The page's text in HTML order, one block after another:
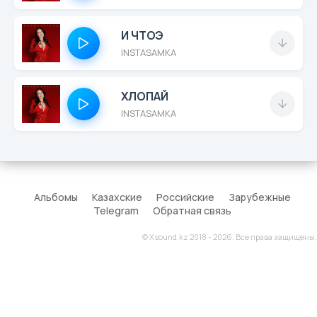
И ЧТОЭ
INSTASAMKA
ХЛОПАЙ
INSTASAMKA
Альбомы Казахские Российские
Зарубежные
Telegram
Обратная связь
© Xsound.kz 2018 - 2026. Все права защищены.